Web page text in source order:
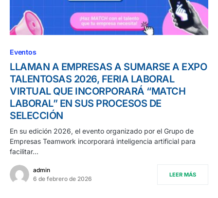
Eventos
LLAMAN A EMPRESAS A SUMARSE A EXPO
TALENTOSAS 2026, FERIA LABORAL
VIRTUAL QUE INCORPORARÁ “MATCH
LABORAL” EN SUS PROCESOS DE
SELECCIÓN
En su edición 2026, el evento organizado por el Grupo de
Empresas Teamwork incorporará inteligencia artificial para
facilitar…
admin
6 de febrero de 2026
LEER MÁS